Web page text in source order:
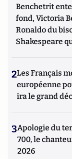
Benchetrit
fond, Victoria
Ronaldo du
Shakespeare
2Les Français
européenne
ira le grand
3Apologie du
700, le
2026